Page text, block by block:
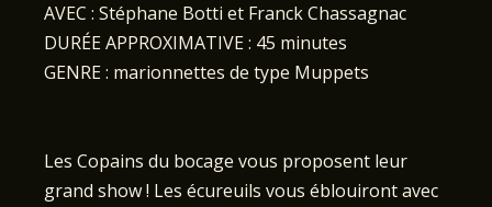
AVEC : Stéphane Botti et Franck Chassagnac
DURÉE APPROXIMATIVE : 45 minutes
GENRE : marionnettes de type Muppets
Les Copains du bocage vous proposent leur
grand show ! Les écureuils vous éblouiront avec